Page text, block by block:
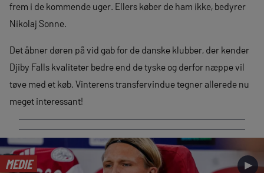
frem i de kommende uger. Ellers køber de ham ikke, bedyrer
Nikolaj Sonne.
Det åbner døren på vid gab for de danske klubber, der kender
Djiby Falls kvaliteter bedre end de tyske og derfor næppe vil
tøve med et køb. Vinterens transfervindue tegner allerede nu
meget interessant!
MEDIE ►